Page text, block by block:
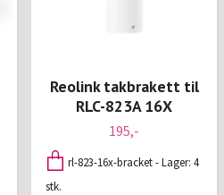
Reolink takbrakett til
RLC-823A 16X
195,-
rl-823-16x-bracket - Lager: 4
stk.